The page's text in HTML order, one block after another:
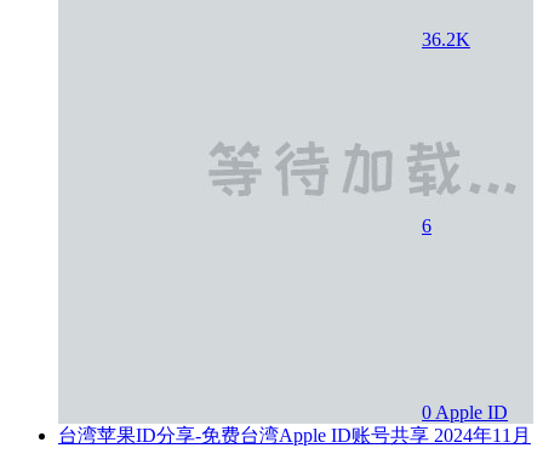
36.2K
6
0 Apple ID
台湾苹果ID分享-免费台湾Apple ID账号共享 2024年11月